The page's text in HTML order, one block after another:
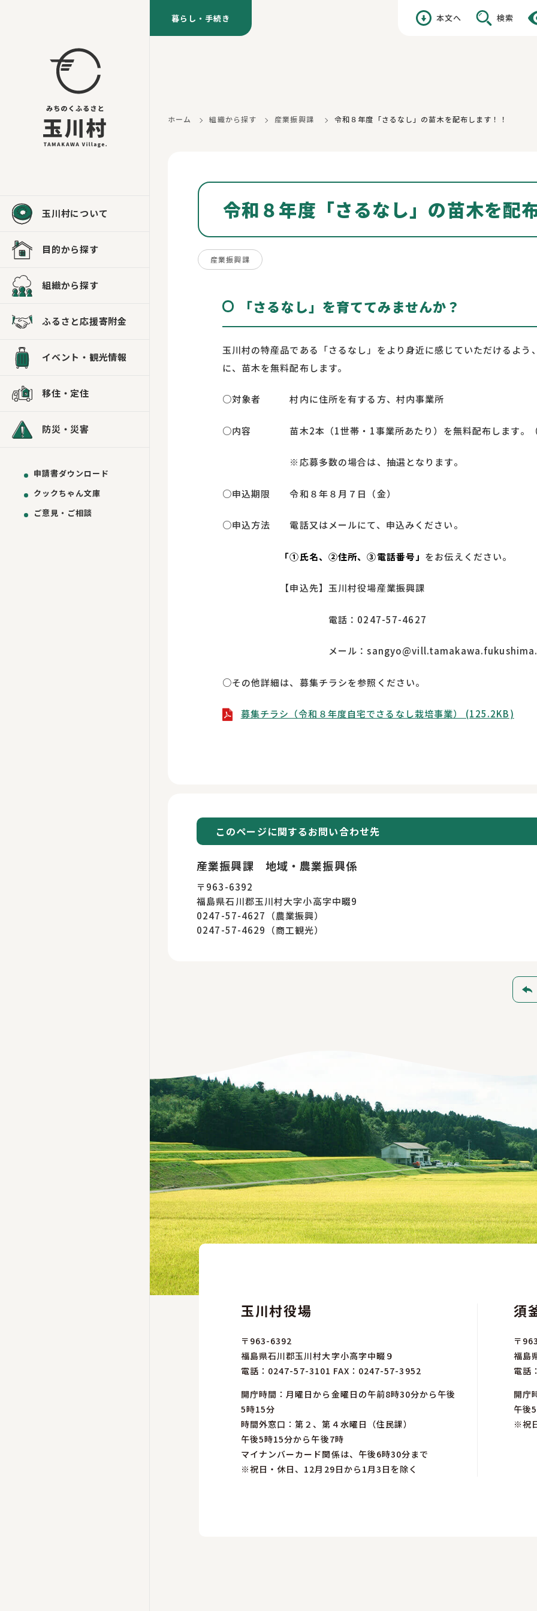
玉川村について
目的から探す
組織から探す
ふるさと応援寄附金
イベント・観光情報
移住・定住
防災・災害
申請書ダウンロード
クックちゃん文庫
ご意見・ご相談
暮らし・手続き 本文へ 検索
ホーム 組織から探す 産業振興課 令和８年度「さるなし」の苗木を配布します！！
令和８年度「さるなし」の苗木を配
産業振興課
「さるなし」を育ててみませんか？
玉川村の特産品である「さるなし」をより身近に感じていただけるよ
に、苗木を無料配布します。
○対象者 村内に住所を有する方、村内事業所
○内容 苗木2本（1世帯・1事業所あたり）を無料配布します。（
※応募多数の場合は、抽選となります。
○申込期限 令和８年８月７日（金）
○申込方法 電話又はメールにて、申込みください。
「①氏名、②住所、③電話番号」 をお伝えください。
【申込先】玉川村役場産業振興課
電話：0247-57-4627
メール：
○その他詳細は、募集チラシを参照ください。
募集チラシ（令和８年度自宅でさるなし栽培事業） (125.2KB)
このページに関するお問い合わせ先
産業振興課 地域・農業振興係
〒963-6392
福島県石川郡玉川村大字小高字中畷9
0247-57-4627（農業振興）
0247-57-4629（商工観光）
玉川村役場
〒963-6392
福島県石川郡玉川村大字小高字中畷９
電話： 0247-57-3101 FAX：0247-57-3952
開庁時間：月曜日から金曜日の午前8時30分から午後
5時15分
時間外窓口：第２、第４水曜日（住民課）
午後5時15分から午後7時
マイナンバーカード関係は、午後6時30分まで
※祝日・休日、12月29日から1月3日を除く
須
〒
福島
電話
開庁
午後
※祝